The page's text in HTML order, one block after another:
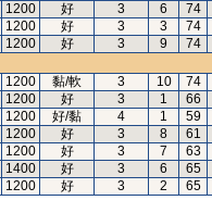
1200 好 3 6
74
1200 好 3 3
74
1200 好 3 9
74
1200 黏/軟 3 10
74
1200 好 3 1
66
1200 好/黏 4 1
59
1200 好 3 8
61
1200 好 3 7
63
1400 好 3 6
65
1200 好 3 2 65